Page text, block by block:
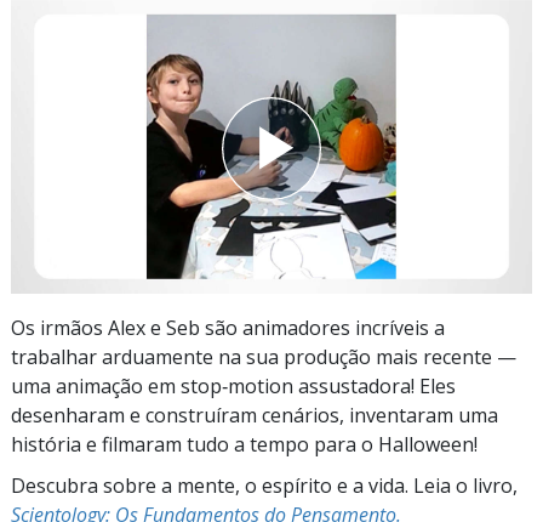
Os irmãos Alex e Seb são animadores incríveis a
trabalhar arduamente na sua produção mais recente —
uma animação em stop‑motion assustadora! Eles
desenharam e construíram cenários, inventaram uma
história e filmaram tudo a tempo para o Halloween!
Descubra sobre a mente, o espírito e a vida. Leia o livro,
Scientology: Os Fundamentos do Pensamento.